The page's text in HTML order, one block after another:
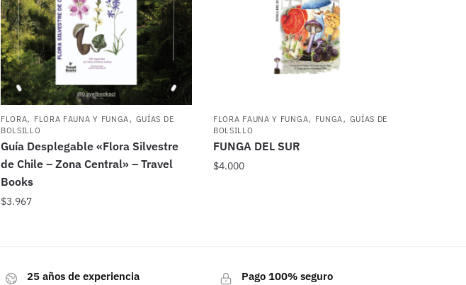
FLORA, FLORA FAUNA Y FUNGA, GUÍAS DE
BOLSILLO
Guía Desplegable «Flora Silvestre
de Chile – Zona Central» – Travel
Books
$3.967
FLORA FAUNA Y FUNGA, FUNGA, GUÍAS DE
BOLSILLO
FUNGA DEL SUR
$4.000
25 años de experiencia Pago 100% seguro